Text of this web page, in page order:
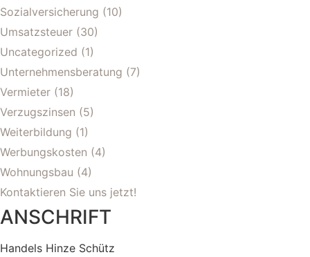
Sozialversicherung (10)
Umsatzsteuer (30)
Uncategorized (1)
Unternehmensberatung (7)
Vermieter (18)
Verzugszinsen (5)
Weiterbildung (1)
Werbungskosten (4)
Wohnungsbau (4)
Kontaktieren Sie uns jetzt!
ANSCHRIFT
Handels Hinze Schütz